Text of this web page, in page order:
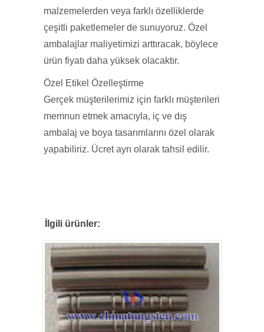
malzemelerden veya farklı özelliklerde
çeşitli paketlemeler de sunuyoruz. Özel
ambalajlar maliyetimizi arttıracak, böylece
ürün fiyatı daha yüksek olacaktır.
Özel Etikel Özelleştirme
Gerçek müşterilerimiz için farklı müşterileri
memnun etmek amacıyla, iç ve dış
ambalaj ve boya tasarımlarını özel olarak
yapabiliriz. Ücret ayrı olarak tahsil edilir.
İlgili ürünler: